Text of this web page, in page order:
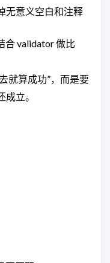
无意义空白和注释
合 validator 做比
就算成功”，而是要
立。